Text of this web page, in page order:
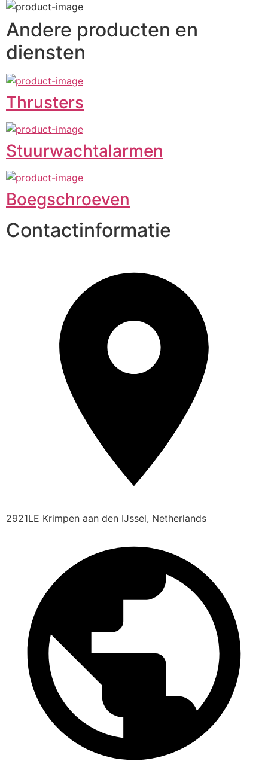
Andere producten en
diensten
Thrusters
Stuurwachtalarmen
Boegschroeven
Contactinformatie
2921LE Krimpen aan den IJssel, Netherlands